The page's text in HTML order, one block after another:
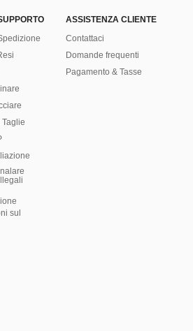
sul
ASSISTENZA CLIENTE
Contattaci
Domande frequenti
Pagamento & Tasse